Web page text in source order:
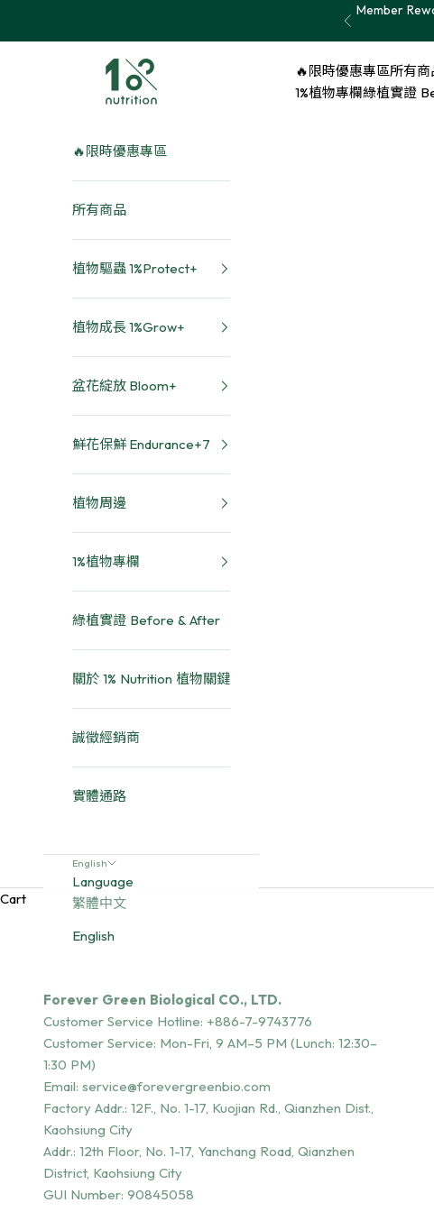
Previous
Member
1% nutrition植物關鍵 🔥限時優惠專區所有商
1%植物專欄綠植實證
🔥限時優惠專區
所有商品
植物驅蟲 1%Protect+
植物成長 1%Grow+
盆花綻放 Bloom+
鮮花保鮮 Endurance+7
植物周邊
1%植物專欄
綠植實證 Before & After
關於 1% Nutrition 植物關鍵
誠徵經銷商
實體通路
English
Language
繁體中文
English
Cart
Forever Green Biological CO., LTD.
Customer Service Hotline: +886-7-9743776
Customer Service: Mon-Fri, 9 AM–5 PM (Lunch: 12:30–
1:30 PM)
Email: service@forevergreenbio.com
Factory Addr.: 12F., No. 1-17, Kuojian Rd., Qianzhen Dist.,
Kaohsiung City
Addr.: 12th Floor, No. 1-17, Yanchang Road, Qianzhen
District, Kaohsiung City
GUI Number: 90845058